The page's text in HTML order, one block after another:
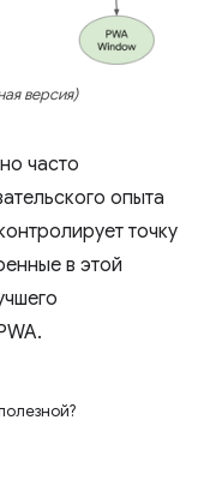
версия)
часто
опыта
точку
в этой